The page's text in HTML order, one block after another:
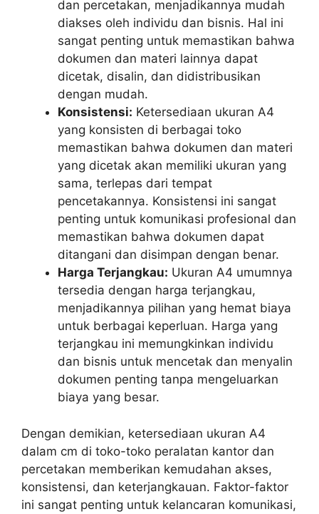
dan percetakan, menjadikannya mudah
diakses oleh individu dan bisnis. Hal ini
sangat penting untuk memastikan bahwa
dokumen dan materi lainnya dapat
dicetak, disalin, dan didistribusikan
dengan mudah.
Konsistensi: Ketersediaan ukuran A4
yang konsisten di berbagai toko
memastikan bahwa dokumen dan materi
yang dicetak akan memiliki ukuran yang
sama, terlepas dari tempat
pencetakannya. Konsistensi ini sangat
penting untuk komunikasi profesional dan
memastikan bahwa dokumen dapat
ditangani dan disimpan dengan benar.
Harga Terjangkau: Ukuran A4 umumnya
tersedia dengan harga terjangkau,
menjadikannya pilihan yang hemat biaya
untuk berbagai keperluan. Harga yang
terjangkau ini memungkinkan individu
dan bisnis untuk mencetak dan menyalin
dokumen penting tanpa mengeluarkan
biaya yang besar.
Dengan demikian, ketersediaan ukuran A4
dalam cm di toko-toko peralatan kantor dan
percetakan memberikan kemudahan akses,
konsistensi, dan keterjangkauan. Faktor-faktor
ini sangat penting untuk kelancaran komunikasi,